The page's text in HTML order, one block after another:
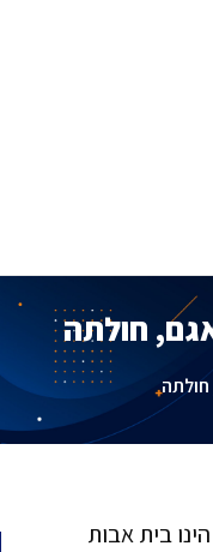
חולתה
חולתה
בית אבות